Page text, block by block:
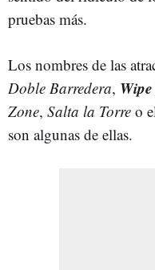
pruebas más.
Los nombres de las
Doble Barredera,
Zone, Salta la Torre o
son algunas de ellas.